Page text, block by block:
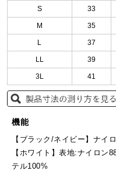
S 33
M 35
L 37
LL 39
3L 41
機能
【ブラック/ネイビー】ナイ
【ホワイト】表地:ナイロン
テル100%